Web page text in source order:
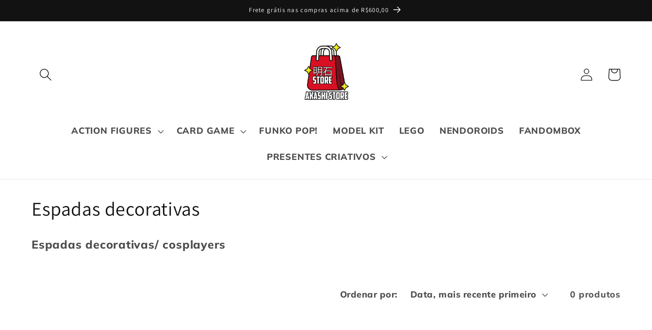
Frete grátis nas compras acima de R$600,00
ACTION FIGURES CARD GAME FUNKO POP! MODEL KIT LEGO NENDOROIDS FANDOMBOX
PRESENTES CRIATIVOS
Fazer
login
Carrinho
C
Espadas decorativas
Espadas decorativas/ cosplayers
Ordenar por: 0 produtos